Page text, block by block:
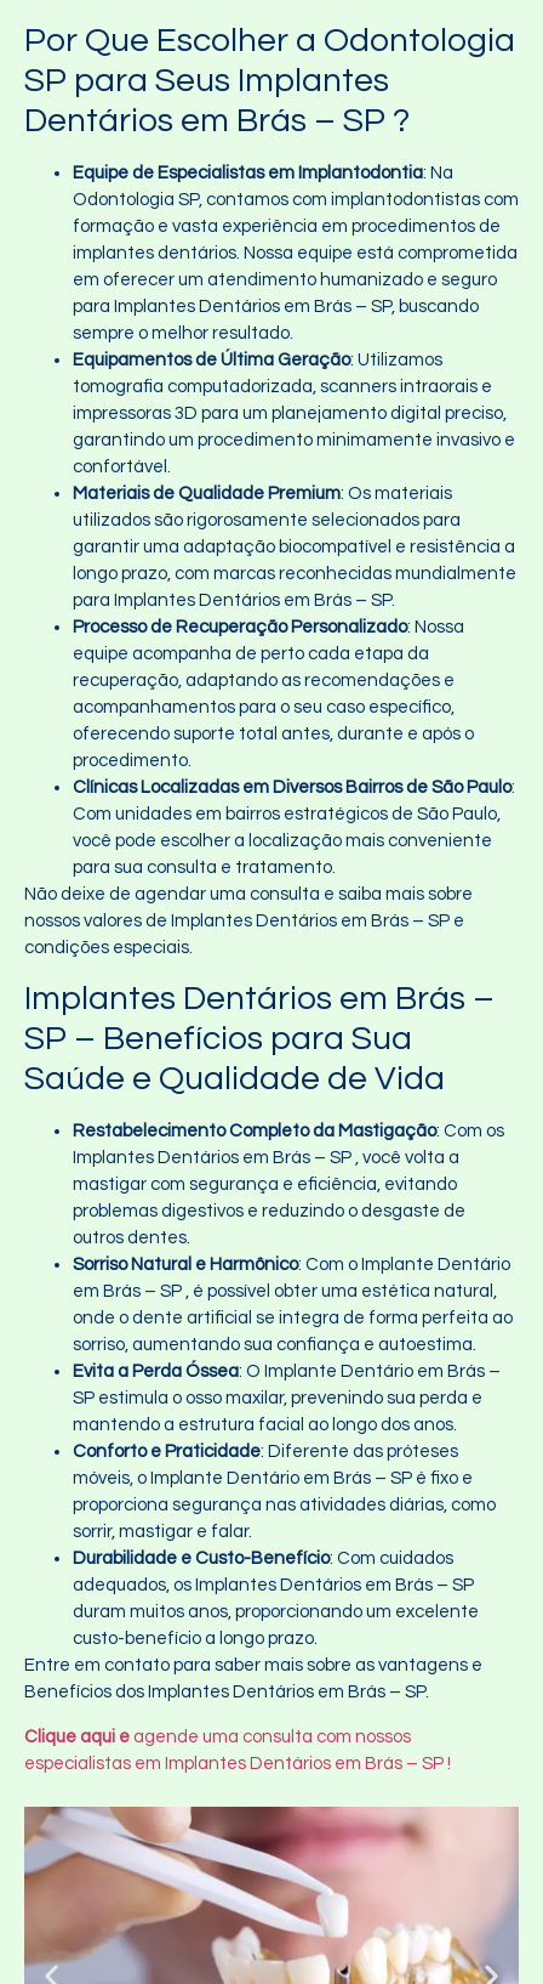
Por Que Escolher a Odontologia
SP para Seus Implantes
Dentários em Brás – SP ?
Equipe de Especialistas em Implantodontia: Na
Odontologia SP, contamos com implantodontistas com
formação e vasta experiência em procedimentos de
implantes dentários. Nossa equipe está comprometida
em oferecer um atendimento humanizado e seguro
para Implantes Dentários em Brás – SP, buscando
sempre o melhor resultado.
Equipamentos de Última Geração: Utilizamos
tomografia computadorizada, scanners intraorais e
impressoras 3D para um planejamento digital preciso,
garantindo um procedimento minimamente invasivo e
confortável.
Materiais de Qualidade Premium: Os materiais
utilizados são rigorosamente selecionados para
garantir uma adaptação biocompatível e resistência a
longo prazo, com marcas reconhecidas mundialmente
para Implantes Dentários em Brás – SP.
Processo de Recuperação Personalizado: Nossa
equipe acompanha de perto cada etapa da
recuperação, adaptando as recomendações e
acompanhamentos para o seu caso específico,
oferecendo suporte total antes, durante e após o
procedimento.
Clínicas Localizadas em Diversos Bairros de São Paulo:
Com unidades em bairros estratégicos de São Paulo,
você pode escolher a localização mais conveniente
para sua consulta e tratamento.
Não deixe de agendar uma consulta e saiba mais sobre
nossos valores de Implantes Dentários em Brás – SP e
condições especiais.
Implantes Dentários em Brás –
SP – Benefícios para Sua
Saúde e Qualidade de Vida
Restabelecimento Completo da Mastigação: Com os
Implantes Dentários em Brás – SP , você volta a
mastigar com segurança e eficiência, evitando
problemas digestivos e reduzindo o desgaste de
outros dentes.
Sorriso Natural e Harmônico: Com o Implante Dentário
em Brás – SP , é possível obter uma estética natural,
onde o dente artificial se integra de forma perfeita ao
sorriso, aumentando sua confiança e autoestima.
Evita a Perda Óssea: O Implante Dentário em Brás –
SP estimula o osso maxilar, prevenindo sua perda e
mantendo a estrutura facial ao longo dos anos.
Conforto e Praticidade: Diferente das próteses
móveis, o Implante Dentário em Brás – SP é fixo e
proporciona segurança nas atividades diárias, como
sorrir, mastigar e falar.
Durabilidade e Custo-Benefício: Com cuidados
adequados, os Implantes Dentários em Brás – SP
duram muitos anos, proporcionando um excelente
custo-benefício a longo prazo.
Entre em contato para saber mais sobre as vantagens e
Benefícios dos Implantes Dentários em Brás – SP.
Clique aqui e agende uma consulta com nossos
especialistas em Implantes Dentários em Brás – SP !